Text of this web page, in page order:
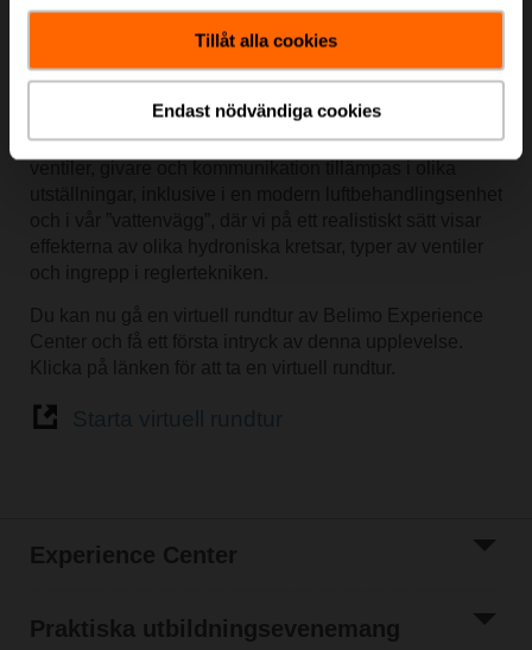
Tillåt alla cookies
Endast nödvändiga cookies
Teori och praktik, lättbegripligt och levandegjort!
styrenheter från Belimo under verkliga driftförhållanden.
Vi visar dig hur den senaste tekniken för ställdon,
effekterna av olika hydroniska kretsar, typer av ventiler
och ingrepp i reglertekniken.
Du kan nu gå en virtuell rundtur av Belimo Experience
Center och få ett första intryck av denna upplevelse.
Klicka på länken för att ta en virtuell rundtur.
Experience Center
Praktiska utbildningsevenemang